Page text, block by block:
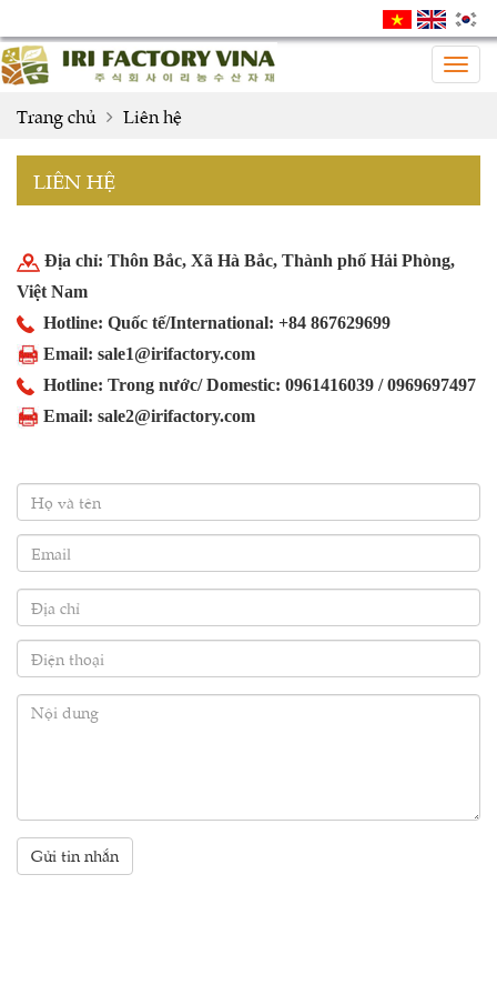
Trang chủ
Liên hệ
LIÊN HỆ
Địa chỉ: Thôn Bắc, Xã Hà Bắc, Thành phố Hải Phòng,
Việt Nam
Hotline: Quốc tế/International: +84 867629699
Email: sale1@irifactory.com
Hotline: Trong nước/ Domestic: 0961416039 / 0969697497
Email: sale2@irifactory.com
Gửi tin nhắn